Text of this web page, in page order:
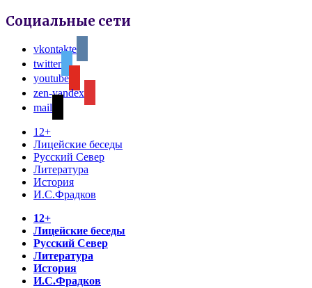
Социальные сети
vkontakte
twitter
youtube
zen-yandex
mail
12+
Лицейские беседы
Русский Север
Литература
История
И.С.Фрадков
12+
Лицейские беседы
Русский Север
Литература
История
И.С.Фрадков